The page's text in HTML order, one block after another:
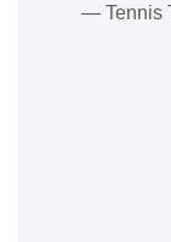
— Tennis